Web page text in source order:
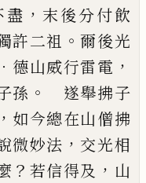
盡 ， 末後分付飲
許二祖 。爾後光
． 德山威行雷電 ，
孫 。
遂舉拂子
， 如今總在山僧拂
微妙法 ， 交光相
？ 若信得及 ， 山